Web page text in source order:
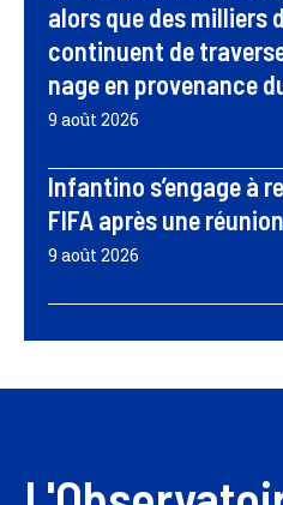
alors que des milliers
continuent de
nage en provenance
9 août 2026
Infantino s’engage à
FIFA après une
9 août 2026